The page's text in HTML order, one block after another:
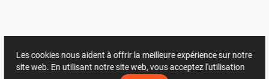
Les cookies nous aident à offrir la meilleure expérience sur notre
site web. En utilisant notre site web, vous acceptez l'utilisation